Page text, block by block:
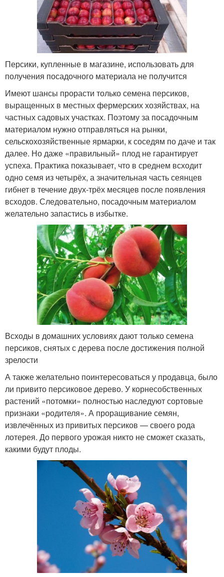
Персики, купленные в магазине, использовать для
получения посадочного материала не получится
Имеют шансы прорасти только семена персиков,
выращенных в местных фермерских хозяйствах, на
частных садовых участках. Поэтому за посадочным
материалом нужно отправляться на рынки,
сельскохозяйственные ярмарки, к соседям по даче и так
далее. Но даже «правильный» плод не гарантирует
успеха. Практика показывает, что в среднем всходит
одно семя из четырёх, а значительная часть сеянцев
гибнет в течение двух-трёх месяцев после появления
всходов. Следовательно, посадочным материалом
желательно запастись в избытке.
Всходы в домашних условиях дают только семена
персиков, снятых с дерева после достижения полной
зрелости
А также желательно поинтересоваться у продавца, было
ли привито персиковое дерево. У корнесобственных
растений «потомки» полностью наследуют сортовые
признаки «родителя». А проращивание семян,
извлечённых из привитых персиков — своего рода
лотерея. До первого урожая никто не сможет сказать,
какими будут плоды.